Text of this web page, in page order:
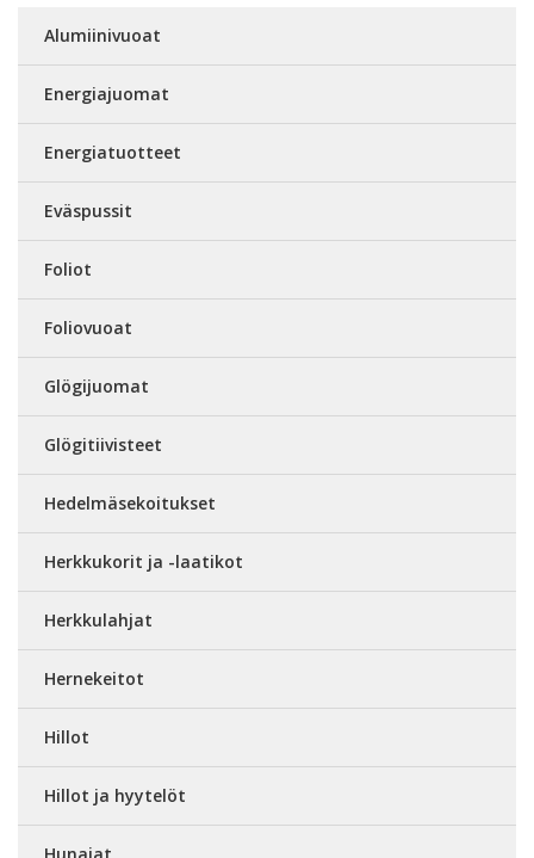
Alumiinivuoat
Energiajuomat
Energiatuotteet
Eväspussit
Foliot
Foliovuoat
Glögijuomat
Glögitiivisteet
Hedelmäsekoitukset
Herkkukorit ja -laatikot
Herkkulahjat
Hernekeitot
Hillot
Hillot ja hyytelöt